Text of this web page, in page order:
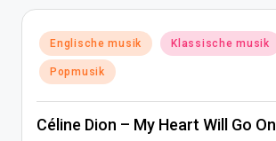
Posted
in
Englische musik Klassische musik
Popmusik
Céline Dion – My Heart Will Go On